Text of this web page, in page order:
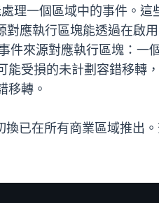
理一個區域中的事件。
應執行區塊能透過在啟
件來源對應執行區塊 ：一
受損的未計劃容錯移轉
移轉。
換已在所有商業區域推出